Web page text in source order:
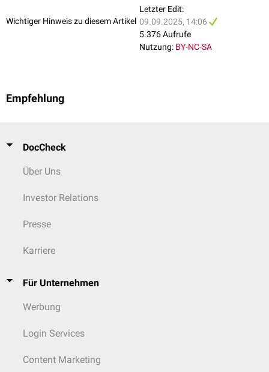
Wichtiger Hinweis zu diesem Artikel
Letzter Edit:
09.09.2025, 14:06
5.376 Aufrufe
Nutzung: BY-NC-SA
Empfehlung
DocCheck
Über Uns
Investor Relations
Presse
Karriere
Für Unternehmen
Werbung
Login Services
Content Marketing